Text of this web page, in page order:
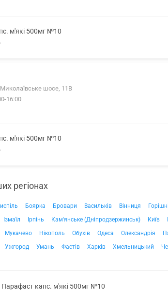
м'які 500мг №10
шосе, 11В
16:00
м'які 500мг №10
регіонах
Боярка Бровари Васильків Вінниця
Ізмаїл Ірпінь Кам'янське (Дніпродзержинськ) Київ
Мукачево Нікополь Обухів Одеса Олександрія
Ужгород Умань Фастів Харків Хмельницький
Парафаст капс. м'які 500мг №10